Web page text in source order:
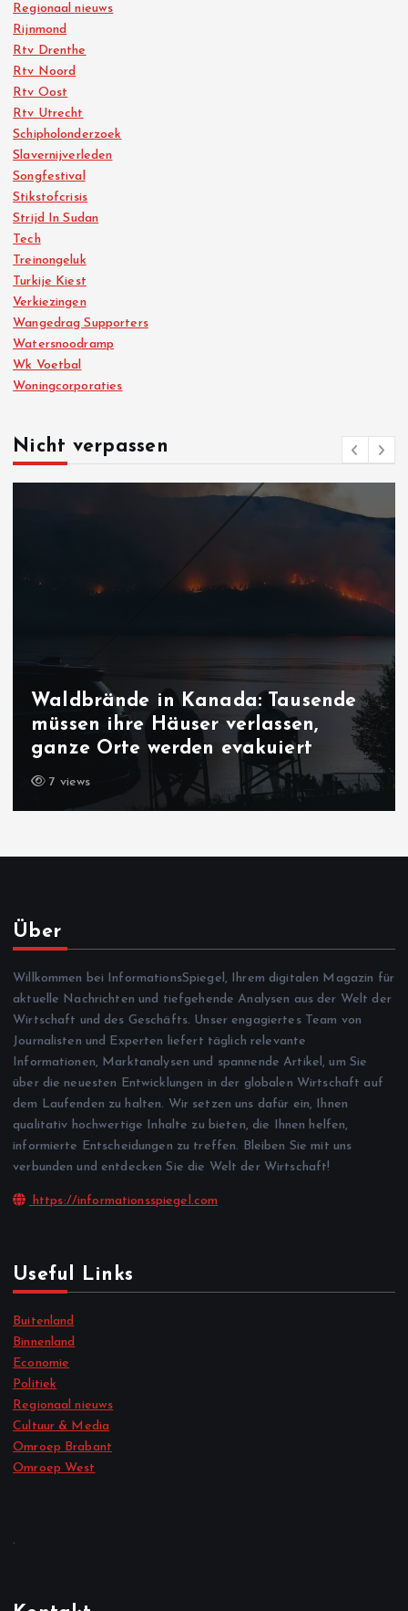
Regionaal nieuws
Rijnmond
Rtv Drenthe
Rtv Noord
Rtv Oost
Rtv Utrecht
Schipholonderzoek
Slavernijverleden
Songfestival
Stikstofcrisis
Strijd In Sudan
Tech
Treinongeluk
Turkije Kiest
Verkiezingen
Wangedrag Supporters
Watersnoodramp
Wk Voetbal
Woningcorporaties
Nicht verpassen
Waldbrände in Kanada: Tausende
müssen ihre Häuser verlassen,
ganze Orte werden evakuiert
7 views
Über
Willkommen bei InformationsSpiegel, Ihrem digitalen Magazin für
aktuelle Nachrichten und tiefgehende Analysen aus der Welt der
Wirtschaft und des Geschäfts. Unser engagiertes Team von
Journalisten und Experten liefert täglich relevante
Informationen, Marktanalysen und spannende Artikel, um Sie
über die neuesten Entwicklungen in der globalen Wirtschaft auf
dem Laufenden zu halten. Wir setzen uns dafür ein, Ihnen
qualitativ hochwertige Inhalte zu bieten, die Ihnen helfen,
informierte Entscheidungen zu treffen. Bleiben Sie mit uns
verbunden und entdecken Sie die Welt der Wirtschaft!
https://informationsspiegel.com
Useful Links
Buitenland
Binnenland
Economie
Politiek
Regionaal nieuws
Cultuur & Media
Omroep Brabant
Omroep West
.